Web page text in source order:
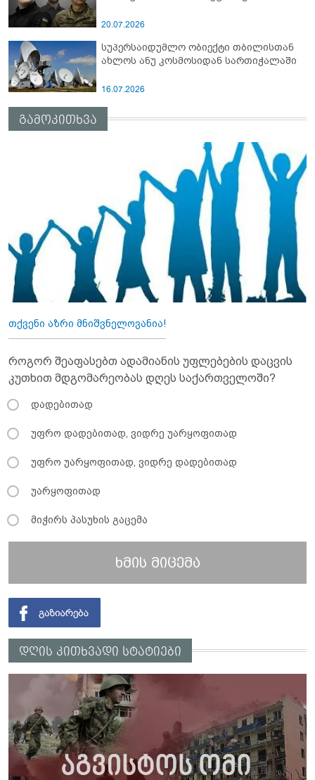
20.07.2026
სუპერსაიდუმლო ობიექტი თბილისთან
ახლოს ანუ კოსმოსიდან სართიჭალაში
16.07.2026
გამოკითხვა
თქვენი აზრი მნიშვნელოვანია!
როგორ შეაფასებთ ადამიანის უფლებების დაცვის
კუთხით მდგომარეობას დღეს საქართველოში?
დადებითად
უფრო დადებითად, ვიდრე უარყოფითად
უფრო უარყოფითად, ვიდრე დადებითად
უარყოფითად
მიჭირს პასუხის გაცემა
ხმის მიცემა
დღის კითხვადი სტატიები